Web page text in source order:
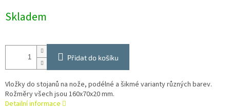
cena:
Skladem
Přidat do košíku
Vložky do stojanů na nože, podélné a šikmé varianty různých barev.
Rožměry všech jsou 160x70x20 mm.
Detailní informace